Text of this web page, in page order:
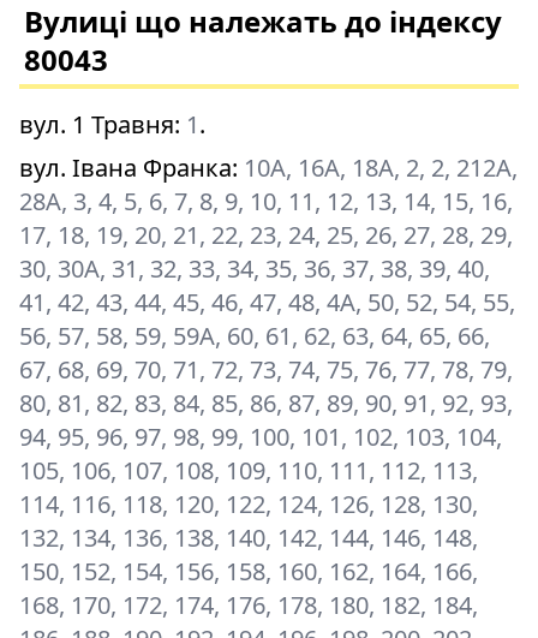
Вулиці що належать до індексу
80043
вул. 1 Травня: 1.
вул. Івана Франка: 10А, 16А, 18А, 2, 2, 212А,
28А, 3, 4, 5, 6, 7, 8, 9, 10, 11, 12, 13, 14, 15, 16,
17, 18, 19, 20, 21, 22, 23, 24, 25, 26, 27, 28, 29,
30, 30А, 31, 32, 33, 34, 35, 36, 37, 38, 39, 40,
41, 42, 43, 44, 45, 46, 47, 48, 4А, 50, 52, 54, 55,
56, 57, 58, 59, 59А, 60, 61, 62, 63, 64, 65, 66,
67, 68, 69, 70, 71, 72, 73, 74, 75, 76, 77, 78, 79,
80, 81, 82, 83, 84, 85, 86, 87, 89, 90, 91, 92, 93,
94, 95, 96, 97, 98, 99, 100, 101, 102, 103, 104,
105, 106, 107, 108, 109, 110, 111, 112, 113,
114, 116, 118, 120, 122, 124, 126, 128, 130,
132, 134, 136, 138, 140, 142, 144, 146, 148,
150, 152, 154, 156, 158, 160, 162, 164, 166,
168, 170, 172, 174, 176, 178, 180, 182, 184,